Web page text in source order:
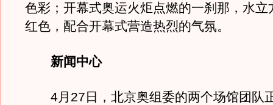
色彩；开幕式奥运火炬点燃的一刹那，水立
红色，配合开幕式营造热烈的气氛。
新闻中心
4月27日，北京奥组委的两个场馆团队